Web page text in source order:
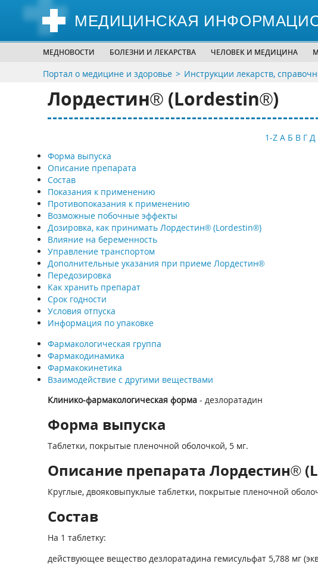
МЕДИЦИНСКАЯ
МЕДНОВОСТИ БОЛЕЗНИ И ЛЕКАРСТВА ЧЕЛОВЕК И МЕДИЦИНА
Портал о медицине и здоровье Инструкции лекарств,
Лордестин® (Lordestin®)
1-Z А Б В Г Д
Форма выпуска
Описание препарата
Состав
Показания к применению
Противопоказания к применению
Возможные побочные эффекты
Дозировка, как принимать Лордестин® (Lordestin®)
Влияние на беременность
Управление транспортом
Дополнительные указания при приеме Лордестин®
Передозировка
Как хранить препарат
Срок годности
Условия отпуска
Информация по упаковке
Фармакологическая группа
Фармакодинамика
Фармакокинетика
Взаимодействие с другими веществами
Клинико-фармакологическая форма- дезлоратадин
Форма выпуска
Таблетки, покрытые пленочной оболочкой, 5 мг.
Описание препарата Лордестин®
Круглые, двояковыпуклые таблетки, покрытые пленочной
Состав
На 1 таблетку:
действующее вещество дезлоратадина гемисульфат 5,788 мг